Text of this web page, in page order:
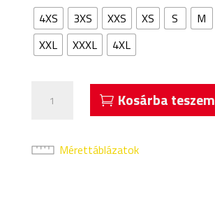
4XS
3XS XXS XS S M
XXL
XXXL 4XL
Ferox
Mez
Kosárba teszem
Mérettáblázatok